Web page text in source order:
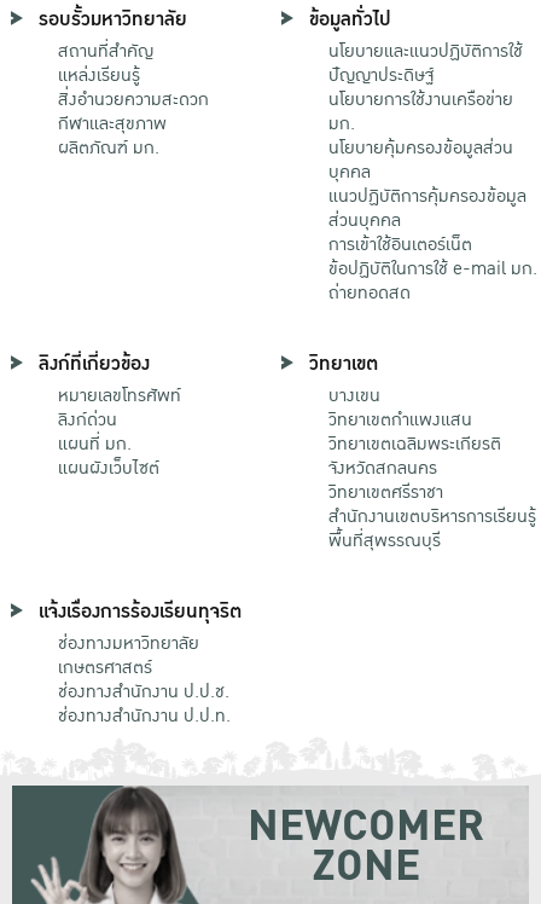
รอบรั้วมหาวิทยาลัย
สถานที่สำคัญ
แหล่งเรียนรู้
สิ่งอำนวยความสะดวก
กีฬาและสุขภาพ
ผลิตภัณฑ์ มก.
ข้อมูลทั่วไป
นโยบายและแนวปฏิบัติการใช้
ปัญญาประดิษฐ์
นโยบายการใช้งานเครือข่าย
มก.
นโยบายคุ้มครองข้อมูลส่วน
บุคคล
แนวปฏิบัติการคุ้มครองข้อมูล
ส่วนบุคคล
การเข้าใช้อินเตอร์เน็ต
ข้อปฏิบัติในการใช้ e-mail มก.
ถ่ายทอดสด
ลิงก์ที่เกี่ยวข้อง
หมายเลขโทรศัพท์
ลิงก์ด่วน
แผนที่ มก.
แผนผังเว็บไซต์
วิทยาเขต
บางเขน
วิทยาเขตกําแพงแสน
วิทยาเขตเฉลิมพระเกียรติ
จังหวัดสกลนคร
วิทยาเขตศรีราชา
สำนักงานเขตบริหารการเรียนรู้
พื้นที่สุพรรณบุรี
แจ้งเรื่องการร้องเรียนทุจริต
ช่องทางมหาวิทยาลัย
เกษตรศาสตร์
ช่องทางสำนักงาน ป.ป.ช.
ช่องทางสำนักงาน ป.ป.ท.
NEWCOMER
ZONE